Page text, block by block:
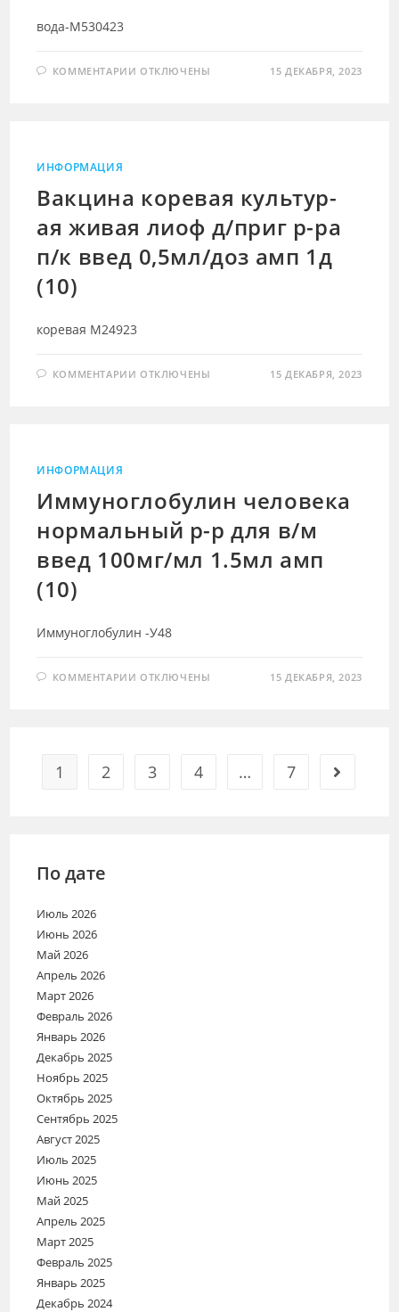
вода-М530423
КОММЕНТАРИИ К
Д/
ИН
1МЛ
АМП
ОТКЛЮЧЕНЫ 15 ДЕКАБРЯ, 2023
ИНФОРМАЦИЯ
Вакцина коревая культур-
ая живая лиоф д/приг р-ра
п/к введ 0,5мл/доз амп 1д
(10)
коревая М24923
КОММЕНТАРИИ К
РА
П/
К
ВВЕД
ДОЗ
АМП
ОТКЛЮЧЕНЫ 15 ДЕКАБРЯ, 2023
ИНФОРМАЦИЯ
Иммуноглобулин человека
нормальный р-р для в/м
введ 100мг/мл 1.5мл амп
(10)
Иммуноглобулин -У48
КОММЕНТАРИИ К
В/
М
ОТКЛЮЧЕНЫ 15 ДЕКАБРЯ, 2023
1 2 3 4 … 7 Перейти
По дате
Июль 2026
Июнь 2026
Май 2026
Апрель 2026
Март 2026
Февраль 2026
Январь 2026
Декабрь 2025
Ноябрь 2025
Октябрь 2025
Сентябрь 2025
Август 2025
Июль 2025
Июнь 2025
Май 2025
Апрель 2025
Март 2025
Февраль 2025
Январь 2025
Декабрь 2024